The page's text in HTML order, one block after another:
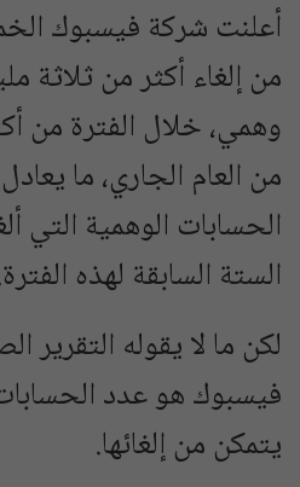
أعلنت شركة فيسبوك
من إلغاء أكثر من ثلاثة
وهمي، خلال الفترة من
من العام الجاري، ما
الحسابات الوهمية التي
الستة السابقة لهذه
لكن ما لا يقوله التقرير
فيسبوك هو عدد
يتمكن من إلغائها.